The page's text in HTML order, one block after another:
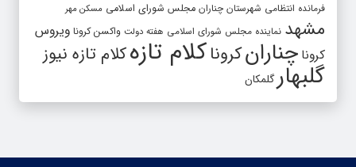
فرمانده انتظامی شهرستان چناران مجلس شورای اسلامی مسکن مهر
مشهد نماینده مجلس شورای اسلامی هفته دولت واکسن کرونا ویروس
کرونا چنارانکروناکلام تازهکلام تازه نیوز
گلبهارگلمکان